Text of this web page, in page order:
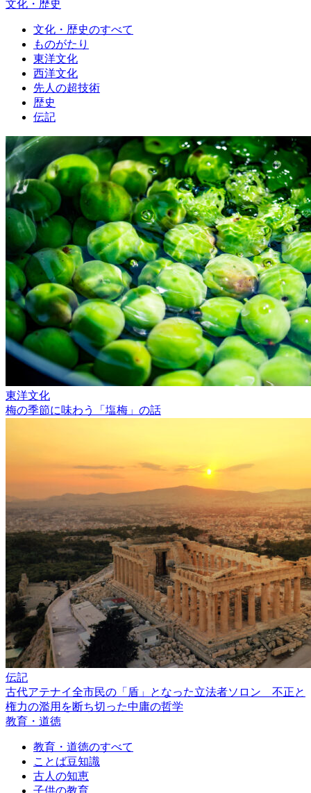
文化・歴史
文化・歴史のすべて
ものがたり
東洋文化
西洋文化
先人の超技術
歴史
伝記
東洋文化
梅の季節に味わう「塩梅」の話
伝記
古代アテナイ全市民の「盾」となった立法者ソロン 不正と
権力の濫用を断ち切った中庸の哲学
教育・道徳
教育・道徳のすべて
ことば豆知識
古人の知恵
子供の教育